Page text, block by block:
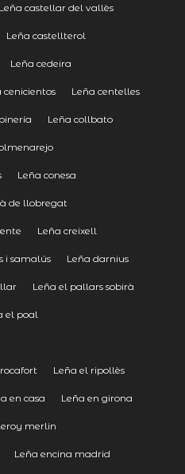
Leña castellar del vallès
Leña castellterol
Leña cedeira
cenicientos Leña centelles
Leña collbato
Leña conesa
de llobregat
Leña creixell
i samalús Leña darnius
Leña el pallars sobirà
el poal
Leña el ripollès
en casa Leña en girona
merlin
Leña encina madrid